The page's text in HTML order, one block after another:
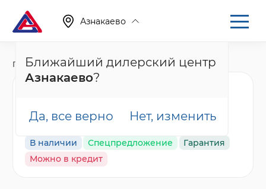
Азнакаево
Ближайший дилерский центр
Азнакаево?
Да, все верно Нет, изменить
Главная Каталог Новые автомобили T8
зеленый
В наличии Спецпредложение
Гарантия
Можно в кредит